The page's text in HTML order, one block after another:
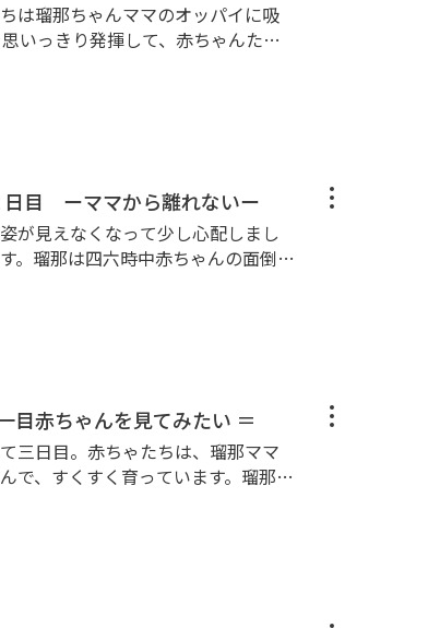
は瑠那ちゃんママのオッパイに吸
いっきり発揮して、赤ちゃんたち
赤ちゃんと新米ママの瑠那ちゃん
日目 ーママから離れないー
が見えなくなって少し心配しまし
。瑠那は四六時中赤ちゃんの面倒を
よく動くようになり、ミルクを飲
赤ちゃんを見てみたい ＝
三日目。赤ちゃたちは、瑠那ママ
で、すくすく育っています。瑠那マ
かなか赤ちゃんの側に近づけよう
ことができるのでしょうか？ ＃